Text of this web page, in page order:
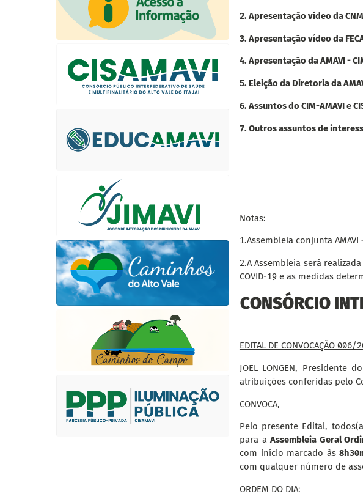
2. Apresentação vídeo da
3. Apresentação vídeo da
4. Apresentação da AMAVI -
5. Eleição da Diretoria da
6. Assuntos do CIM-AMAVI e
7. Outros assuntos de
Notas:
1.Assembleia conjunta AMAVI
2.A Assembleia será
COVID-19 e as medidas
CONSÓRCIO
EDITAL DE CONVOCAÇÃO 006/
JOEL LONGEN, Presidente
atribuições conferidas pelo
CONVOCA,
Pelo presente Edital,
para aAssembleia Geral
com início marcado às
com qualquer número de
ORDEM DO DIA: